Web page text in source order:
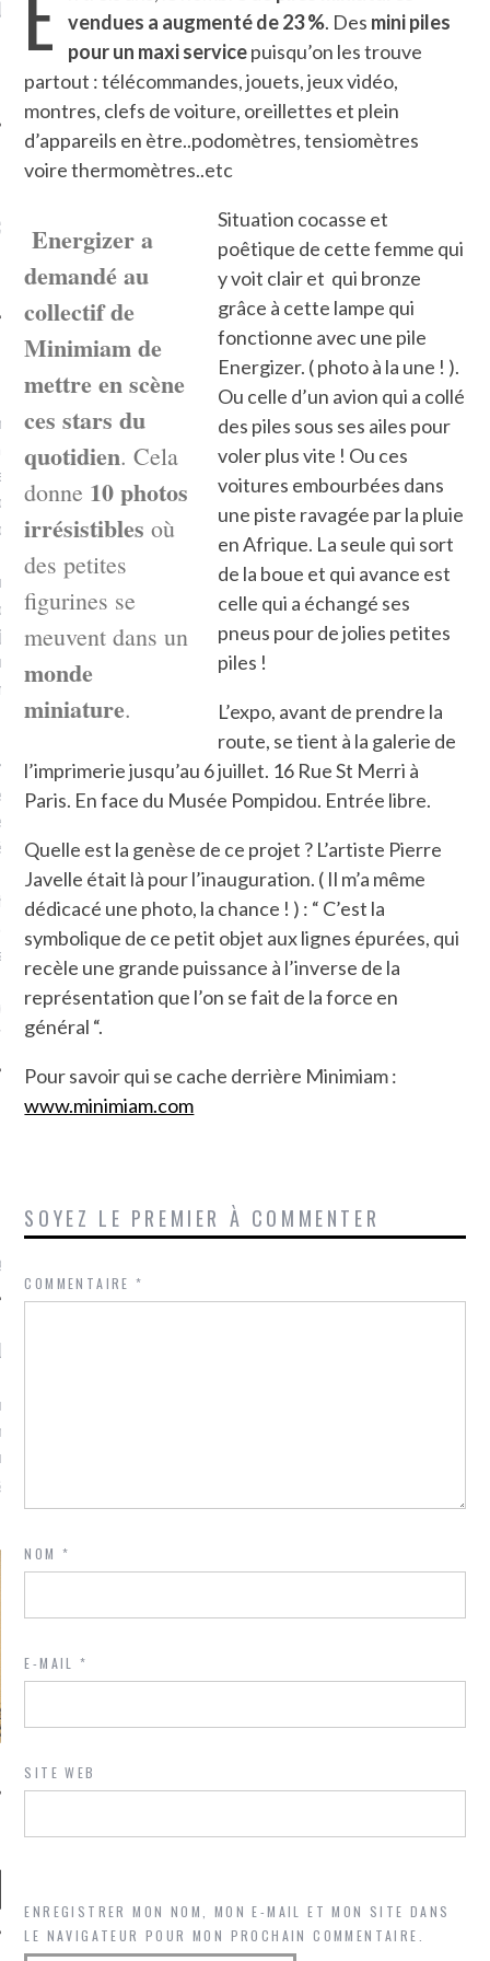
DE L’AMBASSADE
À PARIS. POURQUOI
? POUR QUI ?
CHAMPIGNONS ET AUX
LARDONS DANS LA HALLE
DE DAX. ET POURQUOI PAS
?
SUR FACEBOOK
journaliste à France
toujours aimé marcher.
conquis mais en
Je ne suis pas une
je le garde pour ce
je sens, j’entends, je
goûte et ceux que je
! Marcheuse des villes,
des ruines et des
qui Marche: pousseuse
cochère ou pas. Mais
pas d’interdit. Vélo,
bateau…
incite à un autre regard
curiosité. C’est un
surla-femme-qui-
TWITTER
@Isa_Monrozier
ARCACHON
je t'aime, my little bassin
comment ? "
je ne parle presque que
vendues a augmenté de 23 %. Des mini piles
pour un maxi servicepuisqu’on les trouve
partout : télécommandes, jouets, jeux vidéo,
montres, clefs de voiture, oreillettes et plein
d’appareils en ètre..podomètres, tensiomètres
voire thermomètres..etc
Energizer a
demandé au
collectif de
Minimiam de
mettre en scène
ces stars du
quotidien. Cela
donne 10 photos
irrésistibles où
des petites
figurines se
meuvent dans un
monde
miniature.
Situation cocasse et
poêtique de cette femme qui
y voit clair et qui bronze
grâce à cette lampe qui
fonctionne avec une pile
Energizer. ( photo à la une ! ).
Ou celle d’un avion qui a collé
des piles sous ses ailes pour
voler plus vite ! Ou ces
voitures embourbées dans
une piste ravagée par la pluie
en Afrique. La seule qui sort
de la boue et qui avance est
celle qui a échangé ses
pneus pour de jolies petites
piles !
L’expo, avant de prendre la
route, se tient à la galerie de
l’imprimerie jusqu’au 6 juillet. 16 Rue St Merri à
Paris. En face du Musée Pompidou. Entrée libre.
Quelle est la genèse de ce projet ? L’artiste Pierre
Javelle était là pour l’inauguration. ( Il m’a même
dédicacé une photo, la chance ! ) : “ C’est la
symbolique de ce petit objet aux lignes épurées, qui
recèle une grande puissance à l’inverse de la
représentation que l’on se fait de la force en
général “.
Pour savoir qui se cache derrière Minimiam :
www.minimiam.com
SOYEZ LE PREMIER À COMMENTER
COMMENTAIRE*
NOM*
E-MAIL*
SITE WEB
ENREGISTRER MON NOM, MON E-MAIL ET MON SITE DANS
LE NAVIGATEUR POUR MON PROCHAIN COMMENTAIRE.